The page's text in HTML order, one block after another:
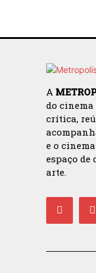
A
do
crítica,
e o
espaço de
arte.